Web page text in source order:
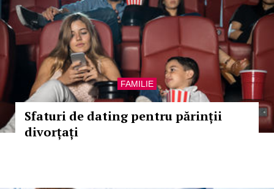
FAMILIE
Sfaturi de dating pentru părinții
divorțați